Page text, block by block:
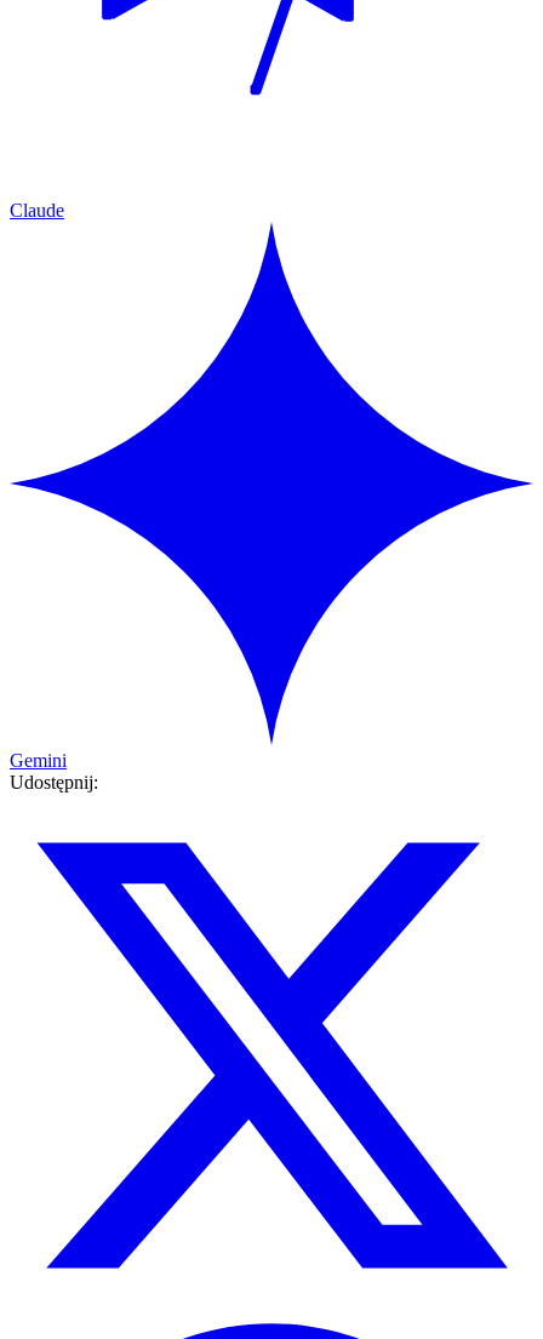
Claude
Gemini
Udostępnij: